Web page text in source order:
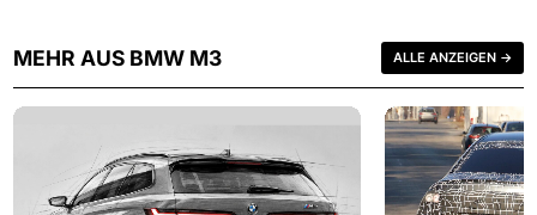
MEHR AUS BMW M3 ALLE ANZEIGEN →